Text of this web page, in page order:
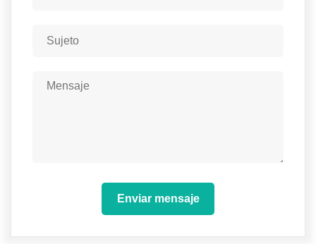
Enviar mensaje